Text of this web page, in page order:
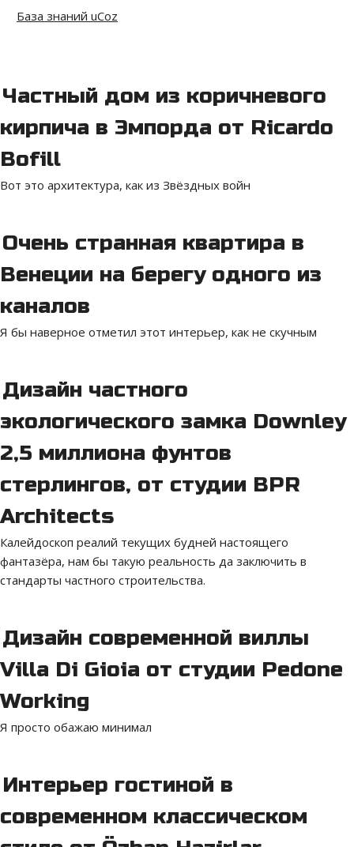
База знаний uCoz
Частный дом из коричневого
кирпича в Эмпорда от Ricardo
Bofill
Вот это архитектура, как из Звёздных войн
Очень странная квартира в
Венеции на берегу одного из
каналов
Я бы наверное отметил этот интерьер, как не скучным
Дизайн частного
экологического замка Downley
2,5 миллиона фунтов
стерлингов, от студии BPR
Architects
Калейдоскоп реалий текущих будней настоящего
фантазёра, нам бы такую реальность да заключить в
стандарты частного строительства.
Дизайн современной виллы
Villa Di Gioia от студии Pedone
Working
Я просто обажаю минимал
Интерьер гостиной в
современном классическом